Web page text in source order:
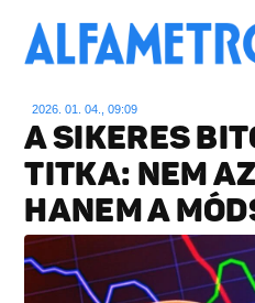
2026. 01. 04., 09:09
A SIKERES
TITKA: NEM
HANEM A